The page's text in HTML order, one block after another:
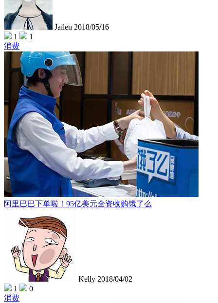
Jailen 2018/05/16
1
1
消费
阿里巴巴下单啦！95亿美元全资收购饿了么
Kelly 2018/04/02
1
0
消费